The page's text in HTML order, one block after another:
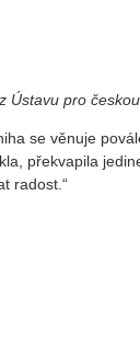
pro
se věnuje
překvapila
radost.“